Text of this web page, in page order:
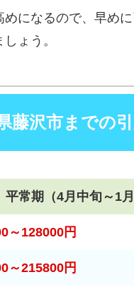
になるので、早め
ょう。
藤沢市までの
平常期（4月中旬～1月
～128000円
～215800円